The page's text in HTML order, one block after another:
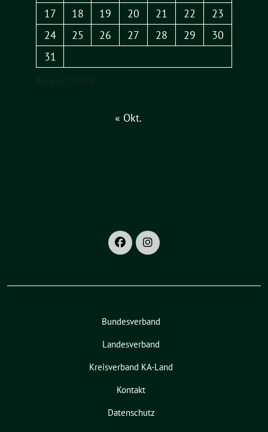
August 2026
17
18 19 20 21 22
23
24
25 26 27 28 29
30
31
« Okt.
Bundesverband
Landesverband
Kreisverband KA-Land
Kontakt
Datenschutz